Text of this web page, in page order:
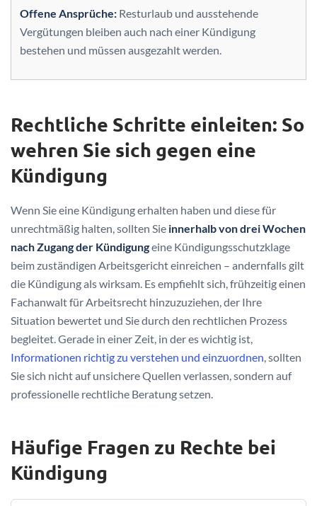
Offene Ansprüche: Resturlaub und ausstehende
Vergütungen bleiben auch nach einer Kündigung
bestehen und müssen ausgezahlt werden.
Rechtliche Schritte einleiten: So
wehren Sie sich gegen eine
Kündigung
Wenn Sie eine Kündigung erhalten haben und diese für
unrechtmäßig halten, sollten Sie innerhalb von drei Wochen
nach Zugang der Kündigungeine Kündigungsschutzklage
beim zuständigen Arbeitsgericht einreichen – andernfalls gilt
die Kündigung als wirksam. Es empfiehlt sich, frühzeitig einen
Fachanwalt für Arbeitsrecht hinzuzuziehen, der Ihre
Situation bewertet und Sie durch den rechtlichen Prozess
begleitet. Gerade in einer Zeit, in der es wichtig ist,
Informationen richtig zu verstehen und einzuordnen, sollten
Sie sich nicht auf unsichere Quellen verlassen, sondern auf
professionelle rechtliche Beratung setzen.
Häufige Fragen zu Rechte bei
Kündigung